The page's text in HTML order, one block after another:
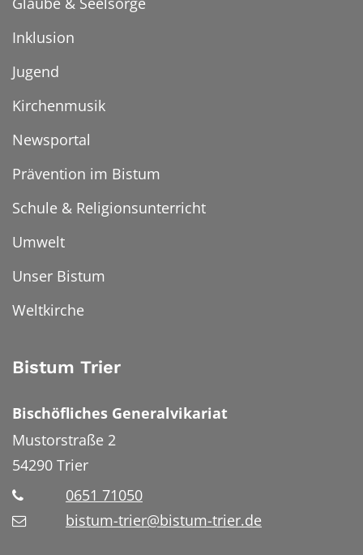
Inklusion
Jugend
Kirchenmusik
Newsportal
Prävention im Bistum
Schule & Religionsunterricht
Umwelt
Unser Bistum
Weltkirche
Bistum Trier
Bischöfliches Generalvikariat
Mustorstraße 2
54290 Trier
0651 71050
bistum-trier@bistum-trier.de